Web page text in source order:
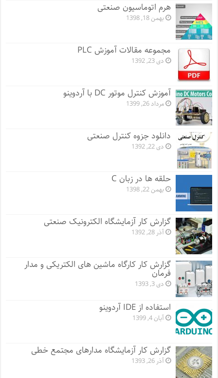
هرم اتوماسیون صنعتی
بهمن 18, 1398
مجموعه مقالات آموزش PLC
دی 23, 1392
آموزش کنترل موتور DC با آردوینو
مرداد 26, 1399
دانلود جزوه کنترل صنعتی
دی 22, 1392
حلقه ها در زبان C
بهمن 22, 1398
گزارش کار آزمایشگاه الکترونیک صنعتی
آذر 28, 1392
گزارش کار کارگاه ماشین های الکتریکی و مدار
فرمان
دی 3, 1393
استفاده از IDE آردوینو
آبان 4, 1399
گزارش کار آزمایشگاه مدارهای مجتمع خطی
آذر 26, 1393